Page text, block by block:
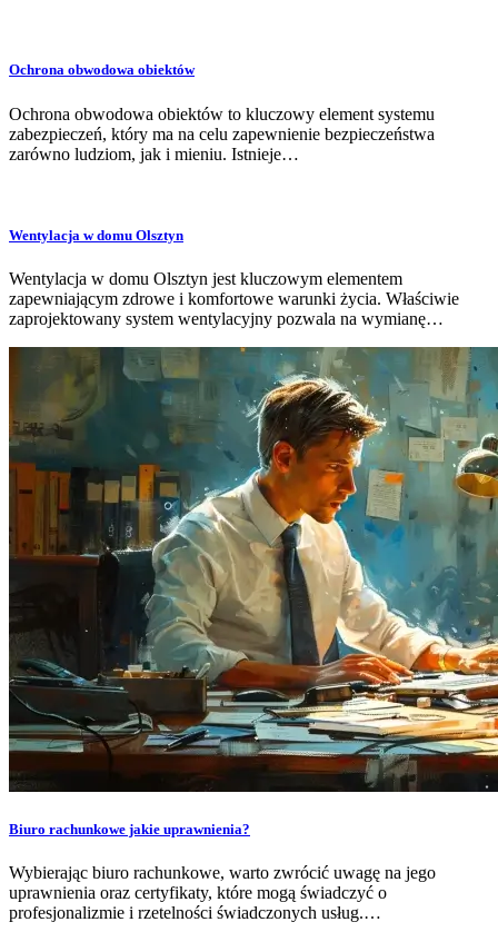
Ochrona obwodowa obiektów
Ochrona obwodowa obiektów to kluczowy element systemu
zabezpieczeń, który ma na celu zapewnienie bezpieczeństwa
zarówno ludziom, jak i mieniu. Istnieje…
Wentylacja w domu Olsztyn
Wentylacja w domu Olsztyn jest kluczowym elementem
zapewniającym zdrowe i komfortowe warunki życia. Właściwie
zaprojektowany system wentylacyjny pozwala na wymianę…
Biuro rachunkowe jakie uprawnienia?
Wybierając biuro rachunkowe, warto zwrócić uwagę na jego
uprawnienia oraz certyfikaty, które mogą świadczyć o
profesjonalizmie i rzetelności świadczonych usług.…